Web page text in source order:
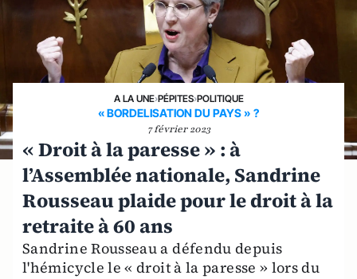
A LA UNE›PÉPITES›POLITIQUE
« BORDELISATION DU PAYS » ?
7 février 2023
« Droit à la paresse » : à
l’Assemblée nationale, Sandrine
Rousseau plaide pour le droit à la
retraite à 60 ans
Sandrine Rousseau a défendu depuis
l'hémicycle le « droit à la paresse » lors du